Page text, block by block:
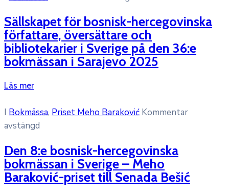
Sällskapet för bosnisk-hercegovinska
författare, översättare och
bibliotekarier i Sverige på den 36:e
bokmässan i Sarajevo 2025
Läs mer
I Bokmässa‚ Priset Meho Baraković Kommentar
avstängd
Den 8:e bosnisk-hercegovinska
bokmässan i Sverige – Meho
Baraković-priset till Senada Bešić